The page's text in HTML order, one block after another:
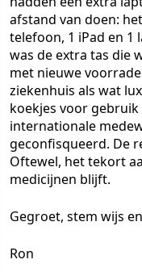
afstand van doen:
telefoon, 1 iPad en 1
was de extra tas die
met nieuwe
ziekenhuis als wat
koekjes voor
internationale
geconfisqueerd. De
Oftewel, het tekort
medicijnen blijft.
Gegroet, stem wijs
Ron